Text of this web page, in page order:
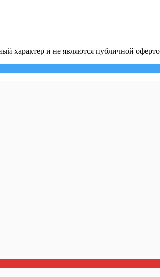
характер и не являются публичной